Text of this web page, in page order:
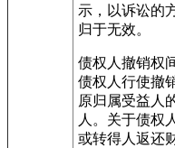
示，以诉讼的
归于无效。
债权人撤销权
债权人行使撤
原归属受益人
人。关于债权
或转得人返还